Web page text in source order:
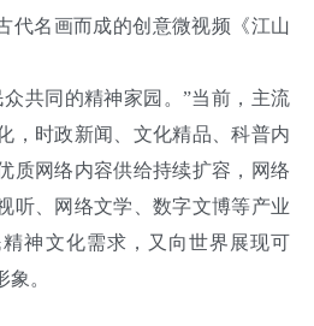
代名画而成的创意微视频《江山
共同的精神家园。”当前，主流
，时政新闻、文化精品、科普内
质网络内容供给持续扩容，网络
听、网络文学、数字文博等产业
神文化需求，又向世界展现可
。